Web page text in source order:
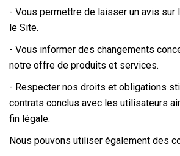
- Vous permettre de laisser un avis
le Site.
- Vous informer des changements
notre offre de produits et services.
- Respecter nos droits et obligations
contrats conclus avec les utilisateurs
fin légale.
Nous pouvons utiliser également des